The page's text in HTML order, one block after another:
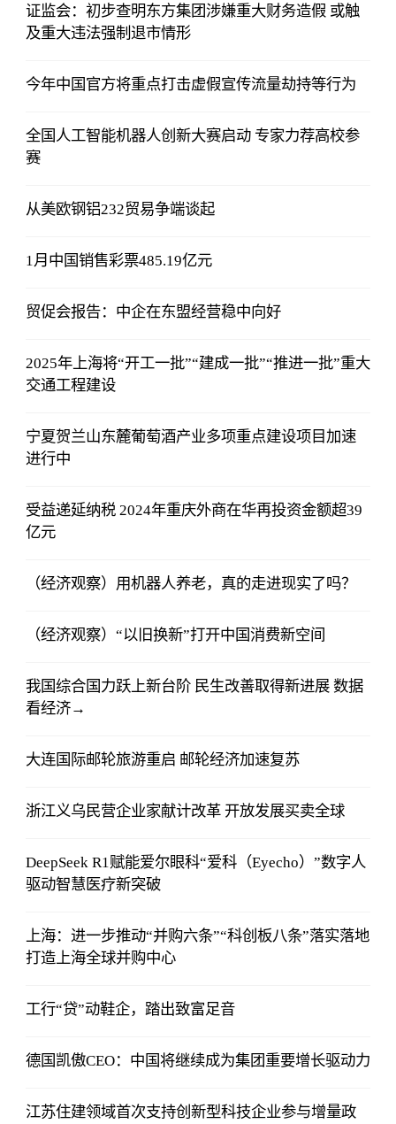
证监会：初步查明东方集团涉嫌重大财务造假 或触
及重大违法强制退市情形
今年中国官方将重点打击虚假宣传流量劫持等行为
全国人工智能机器人创新大赛启动 专家力荐高校参
赛
从美欧钢铝232贸易争端谈起
1月中国销售彩票485.19亿元
贸促会报告：中企在东盟经营稳中向好
2025年上海将“开工一批”“建成一批”“推进一批”重大
交通工程建设
宁夏贺兰山东麓葡萄酒产业多项重点建设项目加速
进行中
受益递延纳税 2024年重庆外商在华再投资金额超39
亿元
（经济观察）用机器人养老，真的走进现实了吗？
（经济观察）“以旧换新”打开中国消费新空间
我国综合国力跃上新台阶 民生改善取得新进展 数据
看经济→
大连国际邮轮旅游重启 邮轮经济加速复苏
浙江义乌民营企业家献计改革 开放发展买卖全球
DeepSeek R1赋能爱尔眼科“爱科（Eyecho）”数字人
驱动智慧医疗新突破
上海：进一步推动“并购六条”“科创板八条”落实落地
打造上海全球并购中心
工行“贷”动鞋企，踏出致富足音
德国凯傲CEO：中国将继续成为集团重要增长驱动力
江苏住建领域首次支持创新型科技企业参与增量政